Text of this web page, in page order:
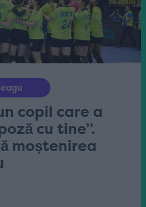
copil care a
cu tine”.
moștenirea